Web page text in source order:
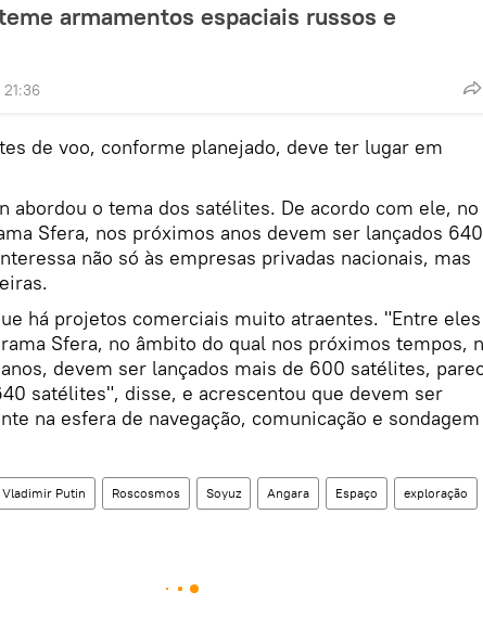
armamentos espaciais russos e
de voo, conforme planejado, deve ter lugar em
abordou o tema dos satélites. De acordo com ele, no
Sfera, nos próximos anos devem ser lançados 640
não só às empresas privadas nacionais, mas
há projetos comerciais muito atraentes. "Entre eles
Sfera, no âmbito do qual nos próximos tempos,
devem ser lançados mais de 600 satélites,
satélites", disse, e acrescentou que devem ser
na esfera de navegação, comunicação e sondagem
Vladimir Putin Roscosmos Soyuz Angara Espaço exploração